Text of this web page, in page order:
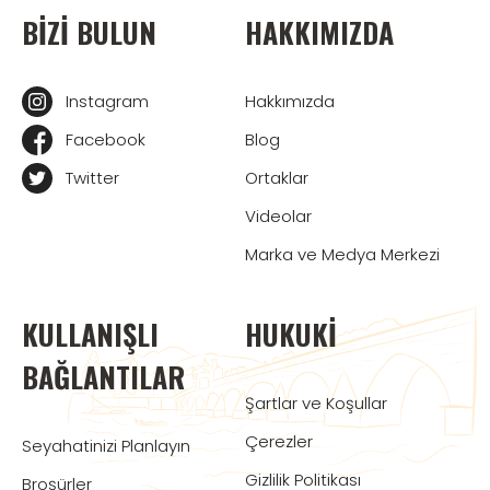
BIZI BULUN
Instagram
Facebook
Twitter
HAKKIMIZDA
Hakkımızda
Blog
Ortaklar
Videolar
Marka ve Medya Merkezi
KULLANIŞLI
BAĞLANTILAR
Seyahatinizi Planlayın
Broşürler
HUKUKI
Şartlar ve Koşullar
Çerezler
Gizlilik Politikası